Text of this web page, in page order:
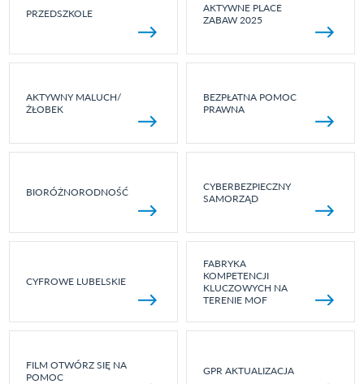
PRZEDSZKOLE
AKTYWNE PLACE
ZABAW 2025
AKTYWNY MALUCH/
ŻŁOBEK
BEZPŁATNA POMOC
PRAWNA
BIORÓŻNORODNOŚĆ
CYBERBEZPIECZNY
SAMORZĄD
CYFROWE LUBELSKIE
FABRYKA
KOMPETENCJI
KLUCZOWYCH NA
TERENIE MOF
FILM OTWÓRZ SIĘ NA
POMOC
GPR AKTUALIZACJA